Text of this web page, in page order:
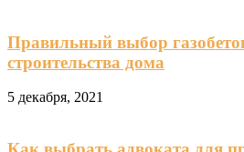
Правильный выбор
строительства дома
5 декабря, 2021